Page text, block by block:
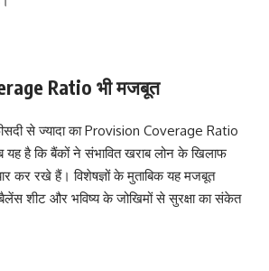
Ratio भी मजबूत
से ज्यादा का Provision Coverage Ratio
है कि बैंकों ने संभावित खराब लोन के खिलाफ
कर रखे हैं। विशेषज्ञों के मुताबिक यह मजबूत
शीट और भविष्य के जोखिमों से सुरक्षा का संकेत